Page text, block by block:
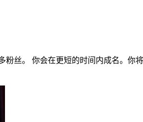
丝。 你会在更短的时间内成名。你